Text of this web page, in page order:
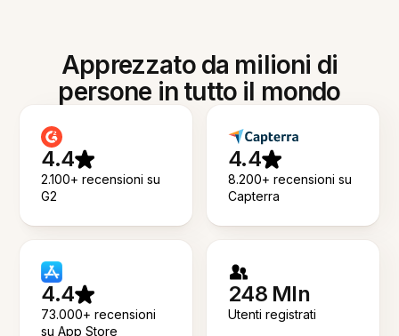
Apprezzato da milioni di
persone in tutto il mondo
4.4
2.100+ recensioni su
G2
4.4
8.200+ recensioni su
Capterra
4.4
73.000+ recensioni
su App Store
248 Mln
Utenti registrati